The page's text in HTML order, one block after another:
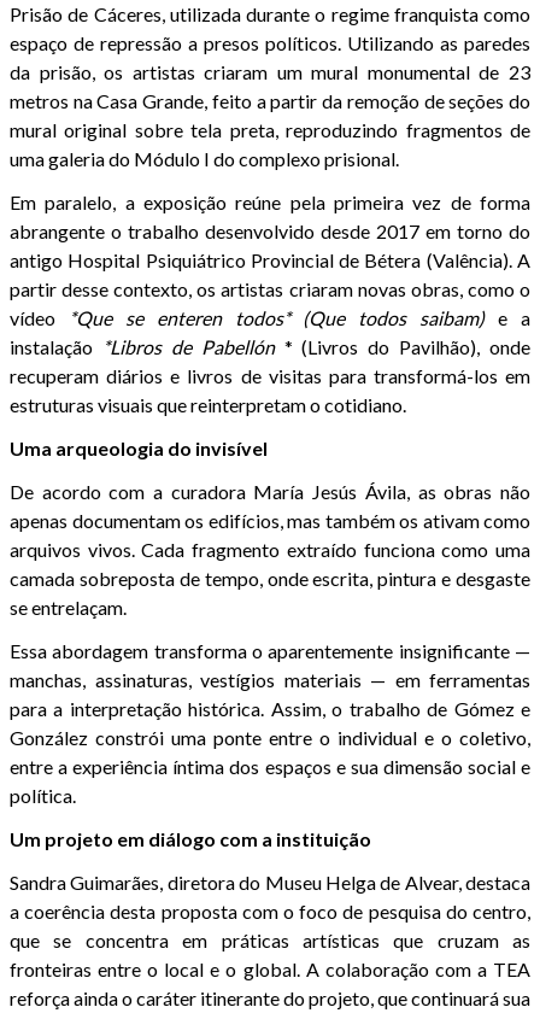
Prisão de Cáceres, utilizada durante o regime franquista como
espaço de repressão a presos políticos. Utilizando as paredes
da prisão, os artistas criaram um mural monumental de 23
metros na Casa Grande, feito a partir da remoção de seções do
mural original sobre tela preta, reproduzindo fragmentos de
uma galeria do Módulo I do complexo prisional.
Em paralelo, a exposição reúne pela primeira vez de forma
abrangente o trabalho desenvolvido desde 2017 em torno do
antigo Hospital Psiquiátrico Provincial de Bétera (Valência). A
partir desse contexto, os artistas criaram novas obras, como o
vídeo
*Que se enteren todos* (Que todos saibam)e a
instalação *Libros de Pabellón* (Livros do Pavilhão), onde
recuperam diários e livros de visitas para transformá-los em
estruturas visuais que reinterpretam o cotidiano.
Uma arqueologia do invisível
De acordo com a curadora María Jesús Ávila, as obras não
apenas documentam os edifícios, mas também os ativam como
arquivos vivos. Cada fragmento extraído funciona como uma
camada sobreposta de tempo, onde escrita, pintura e desgaste
se entrelaçam.
Essa abordagem transforma o aparentemente insignificante —
manchas, assinaturas, vestígios materiais — em ferramentas
para a interpretação histórica. Assim, o trabalho de Gómez e
González constrói uma ponte entre o individual e o coletivo,
entre a experiência íntima dos espaços e sua dimensão social e
política.
Um projeto em diálogo com a instituição
Sandra Guimarães, diretora do Museu Helga de Alvear, destaca
a coerência desta proposta com o foco de pesquisa do centro,
que se concentra em práticas artísticas que cruzam as
fronteiras entre o local e o global. A colaboração com a TEA
reforça ainda o caráter itinerante do projeto, que continuará sua